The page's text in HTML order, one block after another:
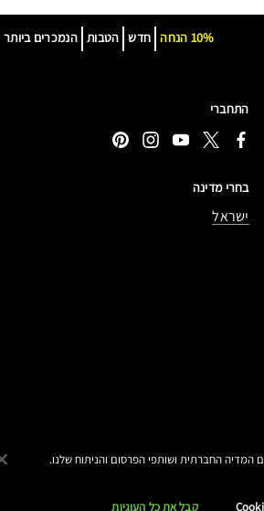
הנמכרים ביותר הטבות חדש 10% הנחה
התחברי
בחרי מדינה
ישראל
המגדרים
קבל את כל העוגיות